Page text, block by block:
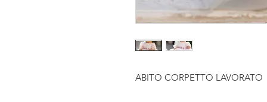
ABITO CORPETTO LAVORATO